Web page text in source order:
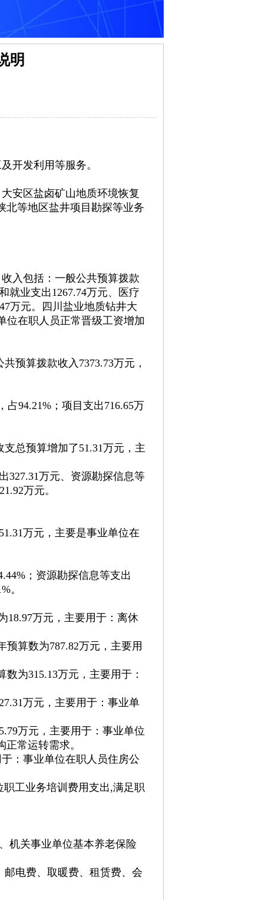
明
开发利用等服务。
安区盐卤矿山地质环境恢复
北等地区盐井项目勘探等业务
入包括：一般公共预算拨款
就业支出1267.74万元、医疗
万元。四川盐业地质钻井大
位在职人员正常晋级工资增加
预算拨款收入7373.73万元，
占94.21%；项目支出716.65万
总预算增加了51.31万元，主
327.31万元、资源勘探信息等
万元。
万元，主要是事业单位在
；资源勘探信息等支出
。
万元，主要用于：离休
算数为787.82万元，主要用
为315.13万元，主要用于：
万元，主要用于：事业单
万元，主要用于：事业单位
常运转需求。
：事业单位在职人员住房公
工业务培训费用支出,满足职
机关事业单位基本养老保险
邮电费、取暖费、租赁费、会